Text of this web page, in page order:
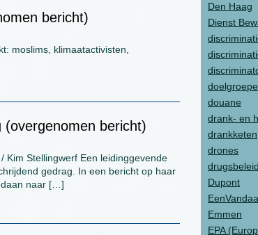
Den Haag
Dienst
douane
drank- en
drankketen
drones
drugsbeleid
Dupont
Emmen
EPA
bericht)
moslims, klimaatactivisten,
(overgenomen bericht)
Kim Stellingwerf Een leidinggevende
gedrag. In een bericht op haar
naar […]